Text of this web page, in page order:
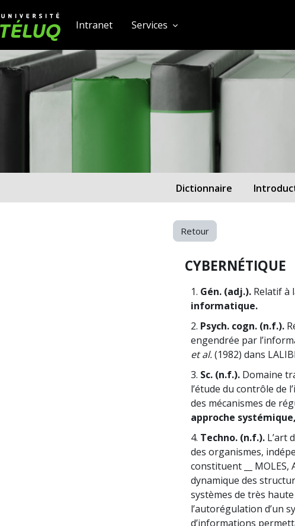
Université TÉLUQIntranet Services
Dictionnaire
Retour
CYBERNÉTIQUE
1. Gén. (adj.). Relatif à
informatique.
2. Psych. cogn. (n.f.).
engendrée par
et al.(1982) dans
3. Sc. (n.f.). Domaine
l’étude du contrôle de
des mécanismes de
approche systémique,
4. Techno. (n.f.). L’art
des organismes,
constituent __ MOLES,
dynamique des
systèmes de très haute
l’autorégulation d’un
d’informations